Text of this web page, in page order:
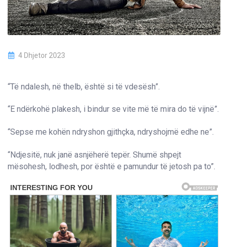
4 Dhjetor 2023
“Të ndalesh, në thelb, është si të vdesësh”.
“E ndërkohë plakesh, i bindur se vite më të mira do të vijnë”.
“Sepse me kohën ndryshon gjithçka, ndryshojmë edhe ne”.
“Ndjesitë, nuk janë asnjëherë tepër. Shumë shpejt
mësohesh, lodhesh, por është e pamundur të jetosh pa to”.